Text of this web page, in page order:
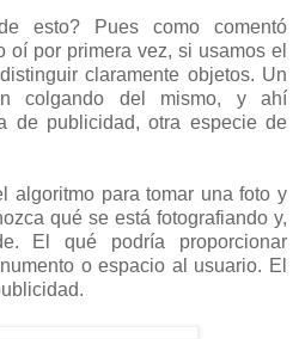
esto? Pues como comentó
por primera vez, si usamos el
claramente objetos. Un
colgando del mismo, y ahí
de publicidad, otra especie de
algoritmo para tomar una foto y
qué se está fotografiando y,
El qué podría proporcionar
o espacio al usuario. El